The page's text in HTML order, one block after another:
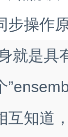
步操作
就是具
互知道